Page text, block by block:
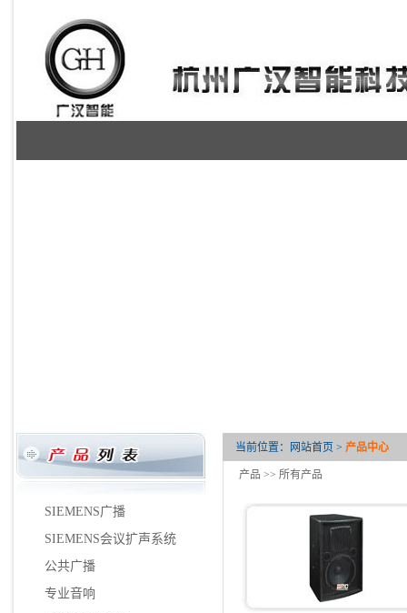
SIEMENS广播
SIEMENS会议扩声系统
公共广播
专业音响
当前位置： 网站首页 > 产品中心
产品 >> 所有产品